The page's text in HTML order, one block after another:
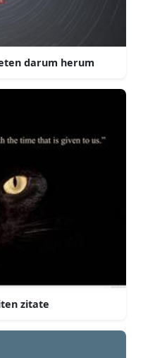
darum herum
zitate